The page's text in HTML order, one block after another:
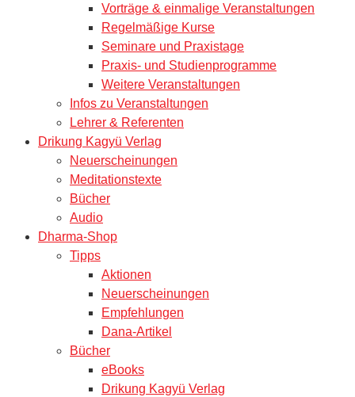
Vorträge & einmalige Veranstaltungen
Regelmäßige Kurse
Seminare und Praxistage
Praxis- und Studienprogramme
Weitere Veranstaltungen
Infos zu Veranstaltungen
Lehrer & Referenten
Drikung Kagyü Verlag
Neuerscheinungen
Meditationstexte
Bücher
Audio
Dharma-Shop
Tipps
Aktionen
Neuerscheinungen
Empfehlungen
Dana-Artikel
Bücher
eBooks
Drikung Kagyü Verlag